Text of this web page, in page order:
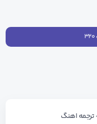
ترجمه اهنگ